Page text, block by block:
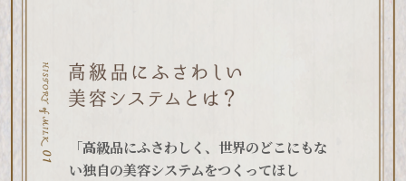
「高級品にふさわしく、世界のどこにもな
い独自の美容システムをつくってほし